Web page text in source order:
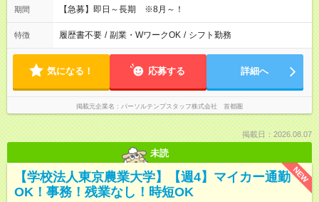
期間 【急募】即日～長期 ※8月～！
特徴 履歴書不要 / 副業・WワークOK / シフト勤務
気になる！ 応募する 詳細へ
掲載元企業名 パーソルテンプスタッフ株式会社 首都圏
掲載日：2026.08.07
未読
NEW
【学校法人東京農業大学】【週4】マイカー通勤
OK！事務！残業なし！時短OK